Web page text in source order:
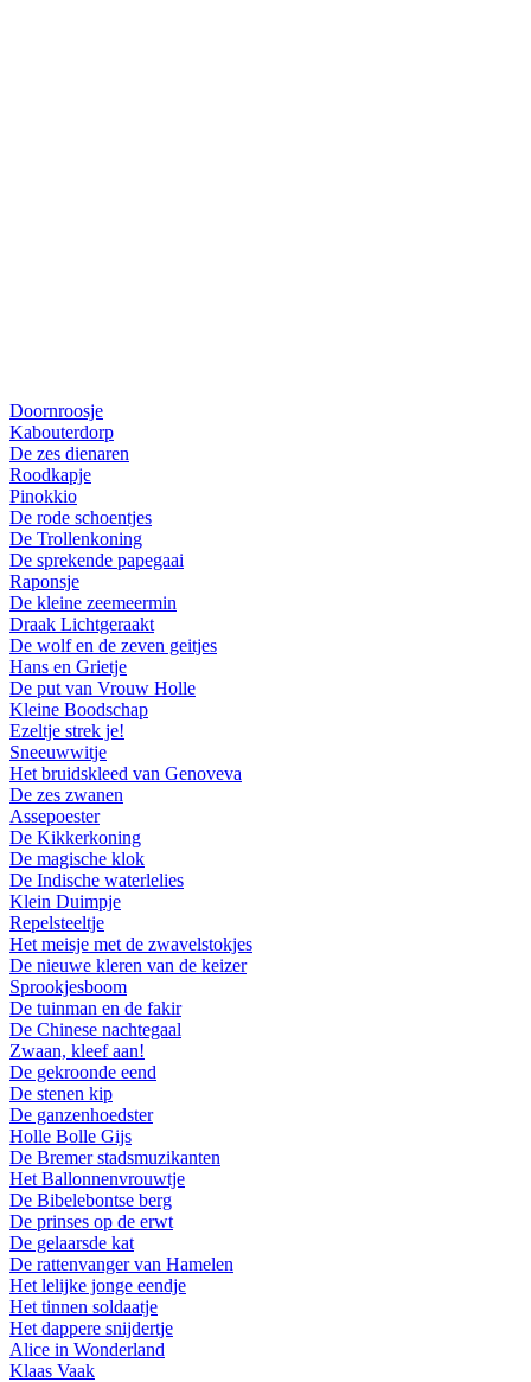
Doornroosje
Kabouterdorp
De zes dienaren
Roodkapje
Pinokkio
De rode schoentjes
De Trollenkoning
De sprekende papegaai
Raponsje
De kleine zeemeermin
Draak Lichtgeraakt
De wolf en de zeven geitjes
Hans en Grietje
De put van Vrouw Holle
Kleine Boodschap
Ezeltje strek je!
Sneeuwwitje
Het bruidskleed van Genoveva
De zes zwanen
Assepoester
De Kikkerkoning
De magische klok
De Indische waterlelies
Klein Duimpje
Repelsteeltje
Het meisje met de zwavelstokjes
De nieuwe kleren van de keizer
Sprookjesboom
De tuinman en de fakir
De Chinese nachtegaal
Zwaan, kleef aan!
De gekroonde eend
De stenen kip
De ganzenhoedster
Holle Bolle Gijs
De Bremer stadsmuzikanten
Het Ballonnenvrouwtje
De Bibelebontse berg
De prinses op de erwt
De gelaarsde kat
De rattenvanger van Hamelen
Het lelijke jonge eendje
Het tinnen soldaatje
Het dappere snijdertje
Alice in Wonderland
Klaas Vaak